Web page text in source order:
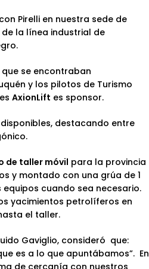
Pirelli en nuestra sede de
la línea industrial de
se encontraban
y los pilotos de Turismo
AxionLift es sponsor.
disponibles, destacando entre
de taller móvil para la provincia
y montado con una grúa de 1
cuando sea necesario.
yacimientos petrolíferos en
el taller.
Gaviglio, consideró que:
es a lo que apuntábamos”. En